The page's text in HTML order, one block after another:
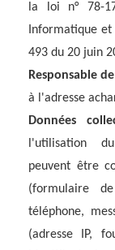
la loi n° 78-
Informatique
493 du 20 juin
Responsable
à l'adresse
Données
l'utilisation
peuvent être
(formulaire
téléphone,
(adresse IP,